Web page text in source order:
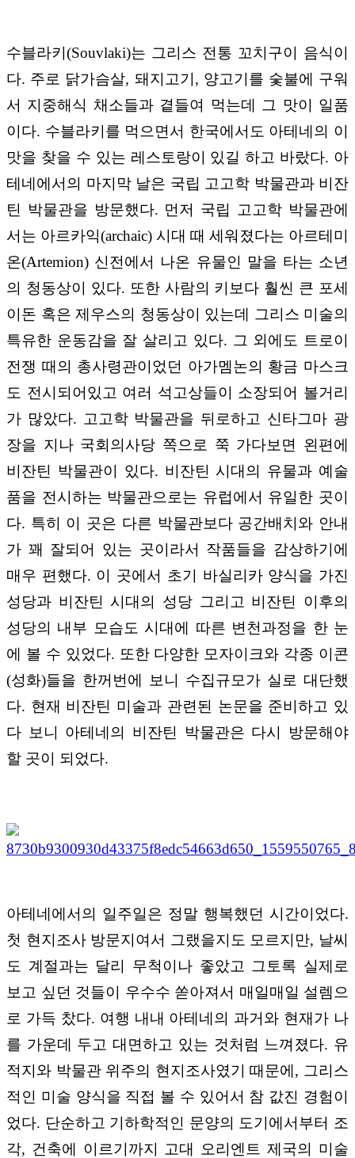
수블라키(Souvlaki)는 그리스 전통 꼬치구이 음식이
다. 주로 닭가슴살, 돼지고기, 양고기를 숯불에 구워
서 지중해식 채소들과 곁들여 먹는데 그 맛이 일품
이다. 수블라키를 먹으면서 한국에서도 아테네의 이
맛을 찾을 수 있는 레스토랑이 있길 하고 바랐다. 아
테네에서의 마지막 날은 국립 고고학 박물관과 비잔
틴 박물관을 방문했다. 먼저 국립 고고학 박물관에
서는 아르카익(archaic) 시대 때 세워졌다는 아르테미
온(Artemion) 신전에서 나온 유물인 말을 타는 소년
의 청동상이 있다. 또한 사람의 키보다 훨씬 큰 포세
이돈 혹은 제우스의 청동상이 있는데 그리스 미술의
특유한 운동감을 잘 살리고 있다. 그 외에도 트로이
전쟁 때의 총사령관이었던 아가멤논의 황금 마스크
도 전시되어있고 여러 석고상들이 소장되어 볼거리
가 많았다. 고고학 박물관을 뒤로하고 신타그마 광
장을 지나 국회의사당 쪽으로 쭉 가다보면 왼편에
비잔틴 박물관이 있다. 비잔틴 시대의 유물과 예술
품을 전시하는 박물관으로는 유럽에서 유일한 곳이
다. 특히 이 곳은 다른 박물관보다 공간배치와 안내
가 꽤 잘되어 있는 곳이라서 작품들을 감상하기에
매우 편했다. 이 곳에서 초기 바실리카 양식을 가진
성당과 비잔틴 시대의 성당 그리고 비잔틴 이후의
성당의 내부 모습도 시대에 따른 변천과정을 한 눈
에 볼 수 있었다. 또한 다양한 모자이크와 각종 이콘
(성화)들을 한꺼번에 보니 수집규모가 실로 대단했
다. 현재 비잔틴 미술과 관련된 논문을 준비하고 있
다 보니 아테네의 비잔틴 박물관은 다시 방문해야
할 곳이 되었다.
아테네에서의 일주일은 정말 행복했던 시간이었다.
첫 현지조사 방문지여서 그랬을지도 모르지만, 날씨
도 계절과는 달리 무척이나 좋았고 그토록 실제로
보고 싶던 것들이 우수수 쏟아져서 매일매일 설렘으
로 가득 찼다. 여행 내내 아테네의 과거와 현재가 나
를 가운데 두고 대면하고 있는 것처럼 느껴졌다. 유
적지와 박물관 위주의 현지조사였기 때문에, 그리스
적인 미술 양식을 직접 볼 수 있어서 참 값진 경험이
었다. 단순하고 기하학적인 문양의 도기에서부터 조
각, 건축에 이르기까지 고대 오리엔트 제국의 미술